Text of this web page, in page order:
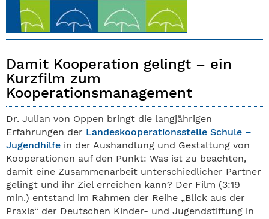
Damit Kooperation gelingt – ein
Kurzfilm zum
Kooperationsmanagement
Dr. Julian von Oppen bringt die langjährigen
Erfahrungen der Landeskooperationsstelle Schule –
Jugendhilfe in der Aushandlung und Gestaltung von
Kooperationen auf den Punkt: Was ist zu beachten,
damit eine Zusammenarbeit unterschiedlicher Partner
gelingt und ihr Ziel erreichen kann? Der Film (3:19
min.) entstand im Rahmen der Reihe „Blick aus der
Praxis“ der Deutschen Kinder- und Jugendstiftung in